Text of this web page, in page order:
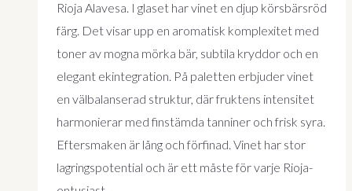
Rioja Alavesa. I glaset har vinet en djup körsbärsröd
färg. Det visar upp en aromatisk komplexitet med
toner av mogna mörka bär, subtila kryddor och en
elegant ekintegration. På paletten erbjuder vinet
en välbalanserad struktur, där fruktens intensitet
harmonierar med finstämda tanniner och frisk syra.
Eftersmaken är lång och förfinad. Vinet har stor
lagringspotential och är ett måste för varje Rioja-